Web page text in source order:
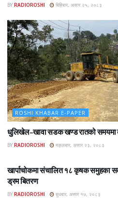
BY RADIOROSHI बिहिबार, असार २५, २०८३
ROSHI KHABAR E-PAPER
धुलिखेल–खावा सडक खण्ड रातको समयमा
BY RADIOROSHI मङ्लबार, असार २३, २०८३
खार्पाचोकमा संचालित १८ कृषक समुहका
ड्रम बितरण
BY RADIOROSHI बुधबार, असार १७, २०८३